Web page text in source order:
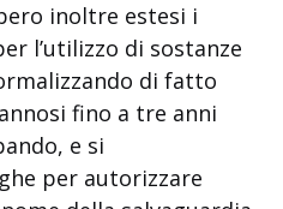
inoltre estesi i
l’utilizzo di sostanze
di fatto
fino a tre anni
e si
per autorizzare